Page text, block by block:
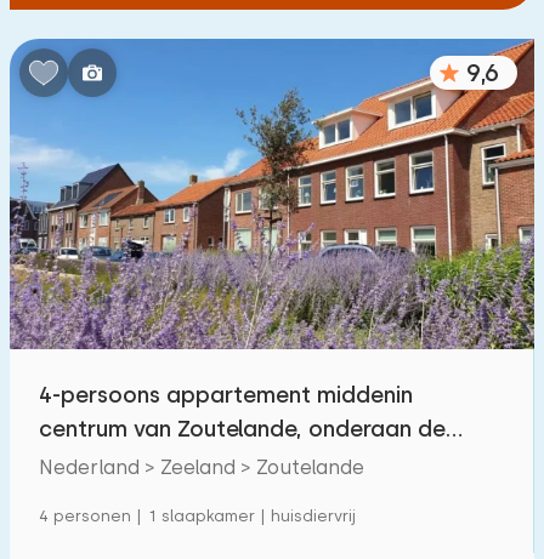
9,6
4-persoons appartement middenin
centrum van Zoutelande, onderaan de
duinen
Nederland > Zeeland > Zoutelande
4 personen | 1 slaapkamer | huisdiervrij